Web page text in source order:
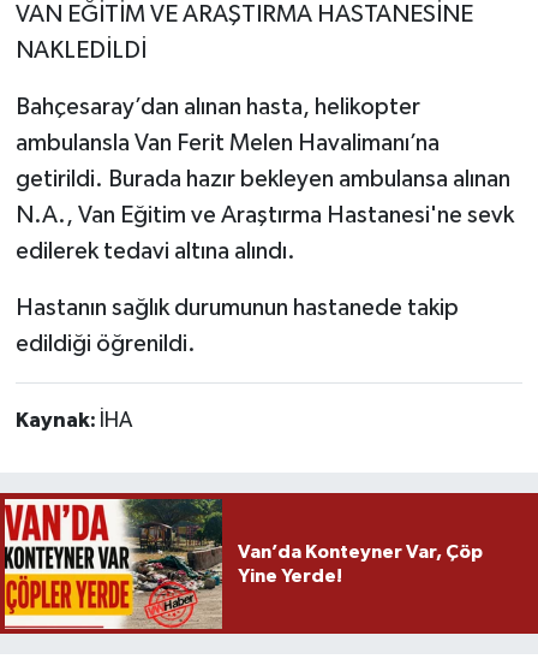
VAN EĞİTİM VE ARAŞTIRMA HASTANESİNE
NAKLEDİLDİ
Bahçesaray’dan alınan hasta, helikopter
ambulansla Van Ferit Melen Havalimanı’na
getirildi. Burada hazır bekleyen ambulansa alınan
N.A., Van Eğitim ve Araştırma Hastanesi'ne sevk
edilerek tedavi altına alındı.
Hastanın sağlık durumunun hastanede takip
edildiği öğrenildi.
Kaynak: İHA
Van’da Konteyner Var, Çöp
Yine Yerde!